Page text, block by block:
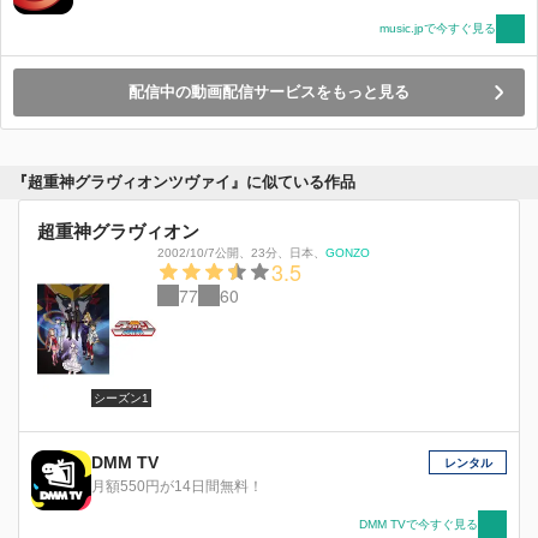
music.jpで今すぐ見る
配信中の動画配信サービスをもっと見る
『超重神グラヴィオンツヴァイ』に似ている作品
超重神グラヴィオン
シーズン1
2002/10/7公開 23分 日本 GONZO
3.5
77 60
DMM TV
月額550円が14日間無料！
レンタル
DMM TVで今すぐ見る